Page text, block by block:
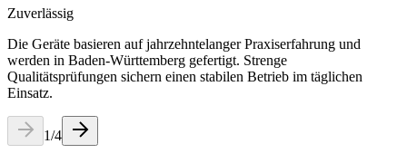
Zuverlässig
Die Geräte basieren auf jahrzehntelanger Praxiserfahrung und
werden in Baden-Württemberg gefertigt. Strenge
Qualitätsprüfungen sichern einen stabilen Betrieb im täglichen
Einsatz.
1/4